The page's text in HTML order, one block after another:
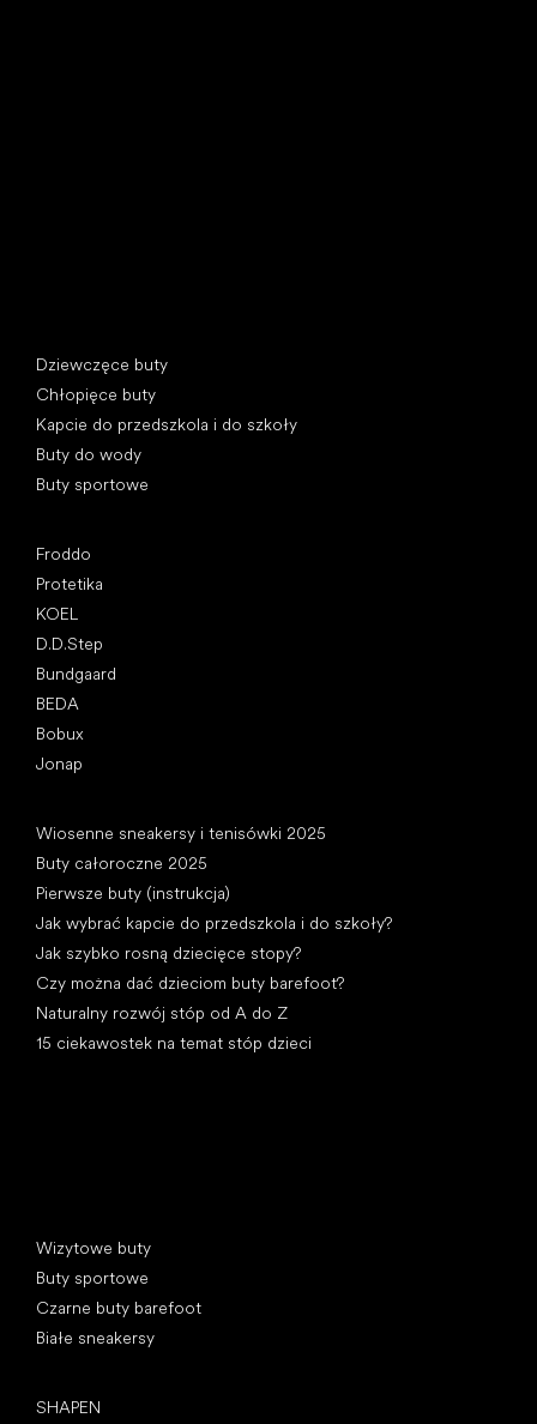
Dziewczęce buty
Chłopięce buty
Kapcie do przedszkola i do szkoły
Buty do wody
Buty sportowe
Froddo
Protetika
KOEL
D.D.Step
Bundgaard
BEDA
Bobux
Jonap
Wiosenne sneakersy i tenisówki 2025
Buty całoroczne 2025
Pierwsze buty (instrukcja)
Jak wybrać kapcie do przedszkola i do szkoły?
Jak szybko rosną dziecięce stopy?
Czy można dać dzieciom buty barefoot?
Naturalny rozwój stóp od A do Z
15 ciekawostek na temat stóp dzieci
Wizytowe buty
Buty sportowe
Czarne buty barefoot
Białe sneakersy
SHAPEN